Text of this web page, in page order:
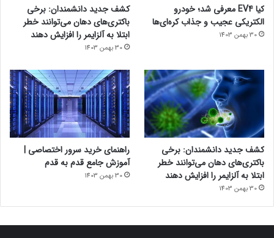
کیا EV4 معرفی شد؛ خودرو
الکتریکی عجیب و جذاب کره‌ای‌ها
30 بهمن 1403
کشف جدید دانشمندان: برخی
باکتری‌های دهان می‌توانند خطر
ابتلا به آلزایمر را افزایش دهند
30 بهمن 1403
کشف جدید دانشمندان: برخی
باکتری‌های دهان می‌توانند خطر
ابتلا به آلزایمر را افزایش دهند
30 بهمن 1403
راهنمای خرید سرور اختصاصی |
آموزش جامع قدم به قدم
30 بهمن 1403